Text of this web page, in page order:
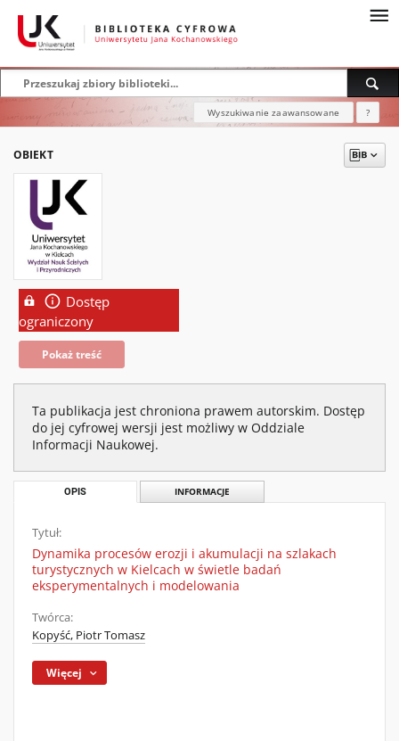
Wyszukiwanie zaawansowane ?
OBIEKT
Dostęp
ograniczony
Pokaż treść
Ta publikacja jest chroniona prawem autorskim. Dostęp
do jej cyfrowej wersji jest możliwy w Oddziale
Informacji Naukowej.
OPIS INFORMACJE
Tytuł:
Dynamika procesów erozji i akumulacji na szlakach
turystycznych w Kielcach w świetle badań
eksperymentalnych i modelowania
Twórca:
Kopyść, Piotr Tomasz
Więcej